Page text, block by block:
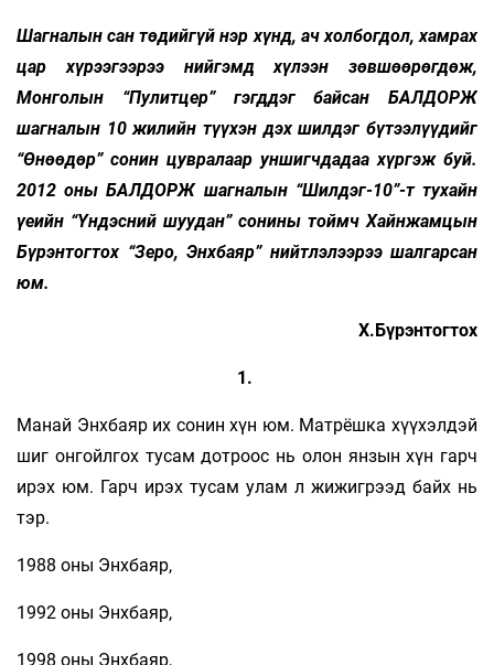
Шагналын сан төдийгүй нэр хүнд, ач холбогдол, хамрах
цар хүрээгээрээ нийгэмд хүлээн зөвшөөрөгдөж,
Монголын “Пулитцер” гэгддэг байсан БАЛДОРЖ
шагналын 10 жилийн түүхэн дэх шилдэг бүтээлүүдийг
“Өнөөдөр” сонин цувралаар уншигчдадаа хүргэж буй.
2012 оны БАЛДОРЖ шагналын “Шилдэг-10”-т тухайн
үеийн “Үндэсний шуудан” сонины тоймч Хайнжамцын
Бүрэнтогтох “Зеро, Энхбаяр” нийтлэлээрээ шалгарсан
юм.
Х.Бүрэнтогтох
1.
Манай Энхбаяр их сонин хүн юм. Матрёшка хүүхэлдэй
шиг онгойлгох тусам дотроос нь олон янзын хүн гарч
ирэх юм. Гарч ирэх тусам улам л жижигрээд байх нь
тэр.
1988 оны Энхбаяр,
1992 оны Энхбаяр,
1998 оны Энхбаяр,